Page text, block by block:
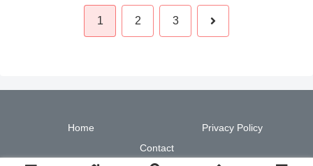
1 2 3 次
Home
Privacy Policy
Contact